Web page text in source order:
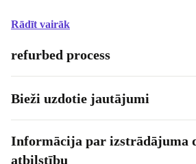
Rādīt vairāk
refurbed process
Bieži uzdotie jautājumi
Informācija par izstrādājuma
atbilstību